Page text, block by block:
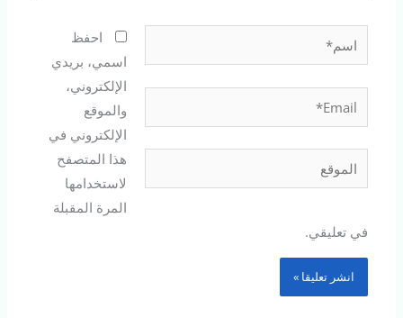
اسم*
Email*
الموقع
احفظ
اسمي، بريدي
الإلكتروني،
والموقع
الإلكتروني في
هذا المتصفح
لاستخدامها
المرة المقبلة
في تعليقي.